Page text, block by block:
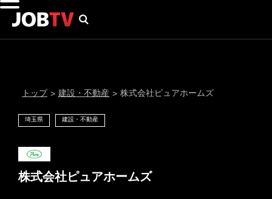
トップ > 建設・不動産 > 株式会社ピュアホームズ
埼玉県 建設・不動産
株式会社ピュアホームズ